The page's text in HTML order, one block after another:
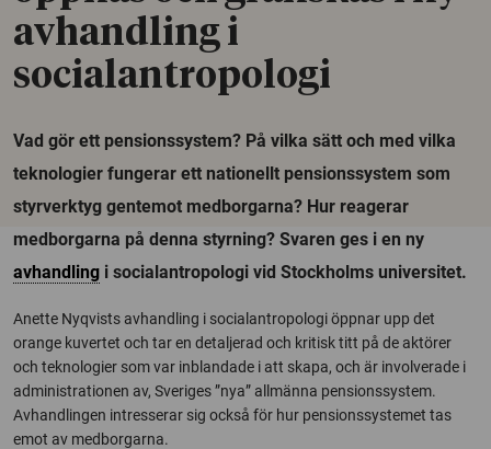
avhandling i
socialantropologi
Vad gör ett pensionssystem? På vilka sätt och med vilka
teknologier fungerar ett nationellt pensionssystem som
styrverktyg gentemot medborgarna? Hur reagerar
medborgarna på denna styrning? Svaren ges i en ny
avhandling i socialantropologi vid Stockholms universitet.
Anette Nyqvists avhandling i socialantropologi öppnar upp det
orange kuvertet och tar en detaljerad och kritisk titt på de aktörer
och teknologier som var inblandade i att skapa, och är involverade i
administrationen av, Sveriges ”nya” allmänna pensionssystem.
Avhandlingen intresserar sig också för hur pensionssystemet tas
emot av medborgarna.